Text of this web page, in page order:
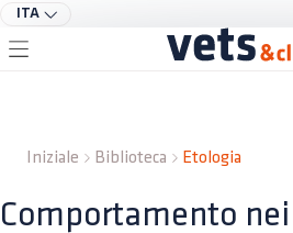
ITA
Iniziale Biblioteca Etologia
Comportamento